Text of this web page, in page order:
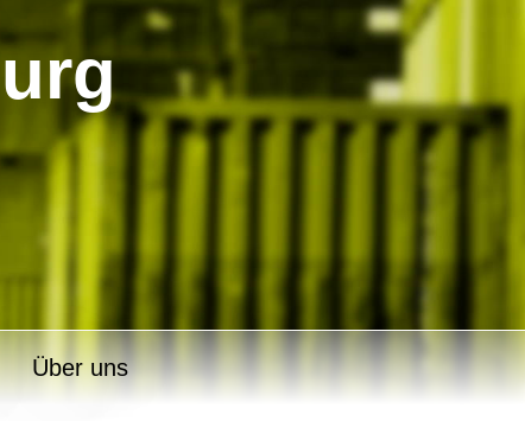
Über uns